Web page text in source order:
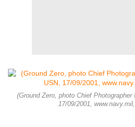
(Ground Zero, photo Chief
17/09/2001,